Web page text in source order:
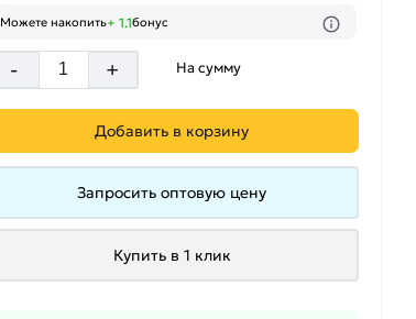
Можете накопить+ 1.1бонус
- + На сумму
Добавить в корзину
Запросить оптовую цену
Купить в 1 клик